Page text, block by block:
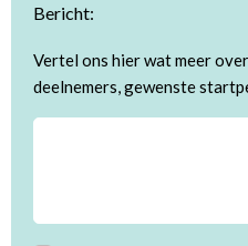
Bericht:
Vertel ons hier wat meer
deelnemers, gewenste